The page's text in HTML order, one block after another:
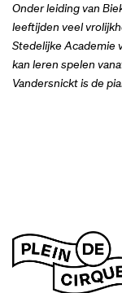
Onder leiding van
leeftijden veel
Stedelijke Academie
kan leren spelen
Vandersnickt is de